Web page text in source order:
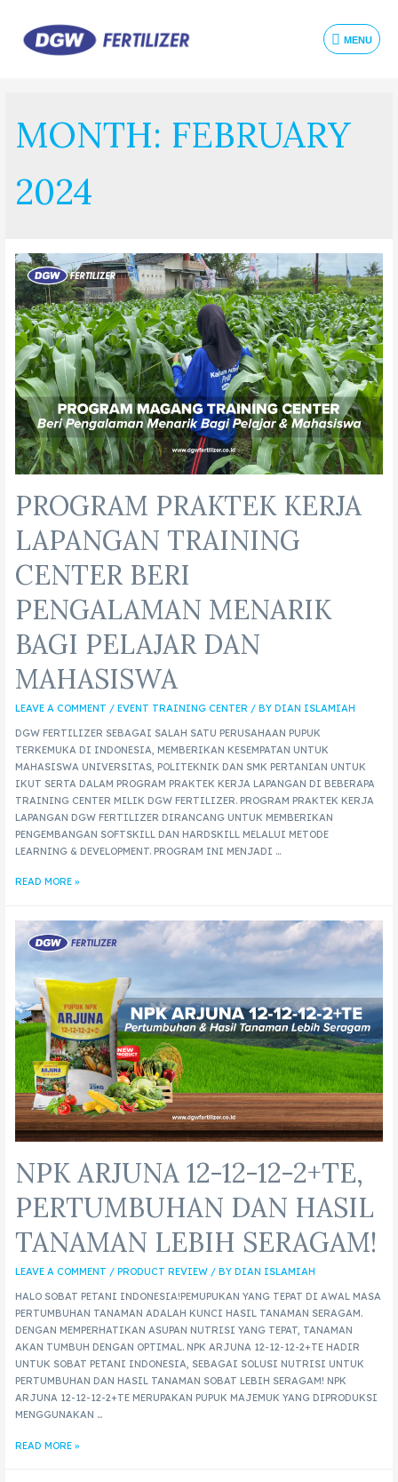
MENU
MONTH: FEBRUARY
2024
PROGRAM PRAKTEK KERJA
LAPANGAN TRAINING
CENTER BERI
PENGALAMAN MENARIK
BAGI PELAJAR DAN
MAHASISWA
LEAVE A COMMENT / EVENT TRAINING CENTER / BY DIAN ISLAMIAH
DGW FERTILIZER SEBAGAI SALAH SATU PERUSAHAAN PUPUK
TERKEMUKA DI INDONESIA, MEMBERIKAN KESEMPATAN UNTUK
MAHASISWA UNIVERSITAS, POLITEKNIK DAN SMK PERTANIAN UNTUK
IKUT SERTA DALAM PROGRAM PRAKTEK KERJA LAPANGAN DI BEBERAPA
TRAINING CENTER MILIK DGW FERTILIZER. PROGRAM PRAKTEK KERJA
LAPANGAN DGW FERTILIZER DIRANCANG UNTUK MEMBERIKAN
PENGEMBANGAN SOFTSKILL DAN HARDSKILL MELALUI METODE
LEARNING & DEVELOPMENT. PROGRAM INI MENJADI …
READ MORE »
NPK ARJUNA 12-12-12-2+TE,
PERTUMBUHAN DAN HASIL
TANAMAN LEBIH SERAGAM!
LEAVE A COMMENT / PRODUCT REVIEW/ BY DIAN ISLAMIAH
HALO SOBAT PETANI INDONESIA!PEMUPUKAN YANG TEPAT DI AWAL MASA
PERTUMBUHAN TANAMAN ADALAH KUNCI HASIL TANAMAN SERAGAM.
DENGAN MEMPERHATIKAN ASUPAN NUTRISI YANG TEPAT, TANAMAN
AKAN TUMBUH DENGAN OPTIMAL. NPK ARJUNA 12-12-12-2+TE HADIR
UNTUK SOBAT PETANI INDONESIA, SEBAGAI SOLUSI NUTRISI UNTUK
PERTUMBUHAN DAN HASIL TANAMAN SOBAT LEBIH SERAGAM! NPK
ARJUNA 12-12-12-2+TE MERUPAKAN PUPUK MAJEMUK YANG DIPRODUKSI
MENGGUNAKAN …
READ MORE »